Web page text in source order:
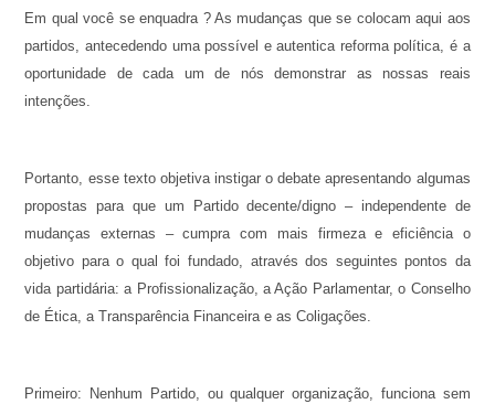
Em qual você se enquadra ? As mudanças que se colocam aqui aos
partidos, antecedendo uma possível e autentica reforma política, é a
oportunidade de cada um de nós demonstrar as nossas reais
intenções.
Portanto, esse texto objetiva instigar o debate apresentando algumas
propostas para que um Partido decente/digno – independente de
mudanças externas – cumpra com mais firmeza e eficiência o
objetivo para o qual foi fundado, através dos seguintes pontos da
vida partidária: a Profissionalização, a Ação Parlamentar, o Conselho
de Ética, a Transparência Financeira e as Coligações.
Primeiro: Nenhum Partido, ou qualquer organização, funciona sem